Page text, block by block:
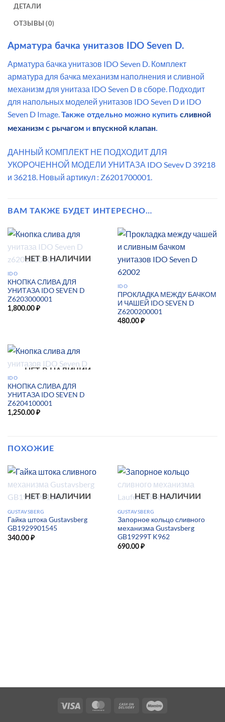
ДЕТАЛИ
ОТЗЫВЫ (0)
Арматура бачка унитазов IDO Seven D.
Арматура бачка унитазов IDO Seven D. Комплект
арматура для бачка механизм наполнения и сливной
механизм для унитаза IDO Seven D в сборе. Подходит
для напольных моделей унитазов IDO Seven D и IDO
Seven D Image.Также отдельно можно купить сливной
механизм с рычагом и впускной клапан.
ДАННЫЙ КОМПЛЕКТ НЕ ПОДХОДИТ ДЛЯ
УКОРОЧЕННОЙ МОДЕЛИ УНИТАЗА IDO Sevev D 39218
и 36218. Новый артикул : Z6201700001.
ВАМ ТАКЖЕ БУДЕТ ИНТЕРЕСНО…
НЕТ В НАЛИЧИИ
IDO
КНОПКА СЛИВА ДЛЯ
УНИТАЗА IDO SEVEN D
Z6203000001
1,800.00 ₽
IDO
ПРОКЛАДКА МЕЖДУ БАЧКОМ
И ЧАШЕЙ IDO SEVEN D
Z6200200001
480.00 ₽
НЕТ В НАЛИЧИИ
IDO
КНОПКА СЛИВА ДЛЯ
УНИТАЗА IDO SEVEN D
Z6204100001
1,250.00 ₽
ПОХОЖИЕ
НЕТ В НАЛИЧИИ
GUSTAVSBERG
Гайка штока Gustavsberg
GB1929901545
340.00 ₽
НЕТ В НАЛИЧИИ
GUSTAVSBERG
Запорное кольцо сливного
механизма Gustavsberg
GB19299T K962
690.00 ₽
Visa MasterCardCash